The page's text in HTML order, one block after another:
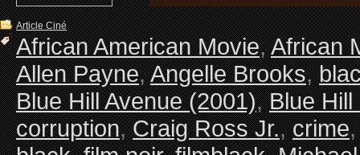
Article Ciné
African American Movie,African
Allen Payne,Angelle Brooks,
Blue Hill Avenue (2001),Blue
corruption,Craig Ross Jr.,crime